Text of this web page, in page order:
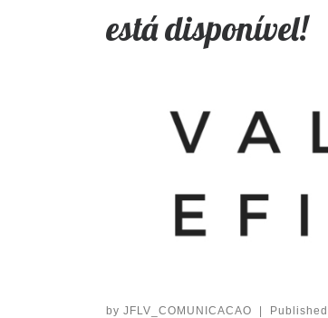
está disponível!
by JFLV_COMUNICACAO | Published